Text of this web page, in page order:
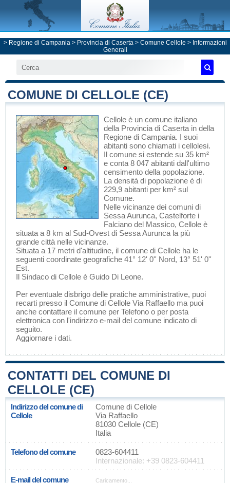
> Regione di Campania> Provincia di Caserta> Comune Cellole > Informazioni
Generali
COMUNE DI CELLOLE (CE)
Cellole è un comune italiano
della Provincia di Caserta in della
Regione di Campania. I suoi
abitanti sono chiamati i cellolesi.
Il comune si estende su 35 km²
e conta 8 047 abitanti dall'ultimo
censimento della popolazione.
La densità di popolazione è di
229,9 abitanti per km² sul
Comune.
Nelle vicinanze dei comuni di
Sessa Aurunca, Castelforte i
Falciano del Massico, Cellole è
situata a 8 km al Sud-Ovest di Sessa Aurunca la più
grande città nelle vicinanze.
Situata a 17 metri d'altitudine, il comune di Cellole ha le
seguenti coordinate geografiche 41° 12' 0'' Nord, 13° 51' 0''
Est.
Il Sindaco di Cellole è Guido Di Leone.
Per eventuale disbrigo delle pratiche amministrative, puoi
recarti presso il Comune di Cellole Via Raffaello ma puoi
anche contattare il comune per Telefono o per posta
elettronica con l'indirizzo e-mail del comune indicato di
seguito.
Aggiornare i dati.
CONTATTI DEL COMUNE DI
CELLOLE (CE)
Indirizzo del comune di
Cellole
Comune di Cellole
Via Raffaello
81030 Cellole (CE)
Italia
Telefono del comune
0823-604411
Internazionale: +39 0823-604411
E-mail del comune Caricamento...